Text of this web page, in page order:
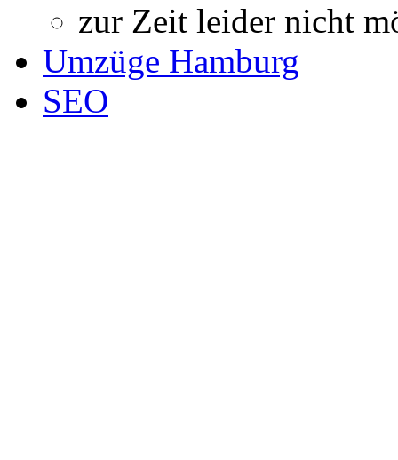
zur Zeit leider nicht
Umzüge Hamburg
SEO